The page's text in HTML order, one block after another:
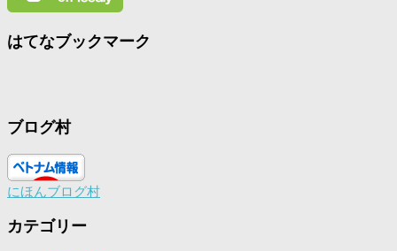
はてなブックマーク
ブログ村
にほんブログ村
カテゴリー